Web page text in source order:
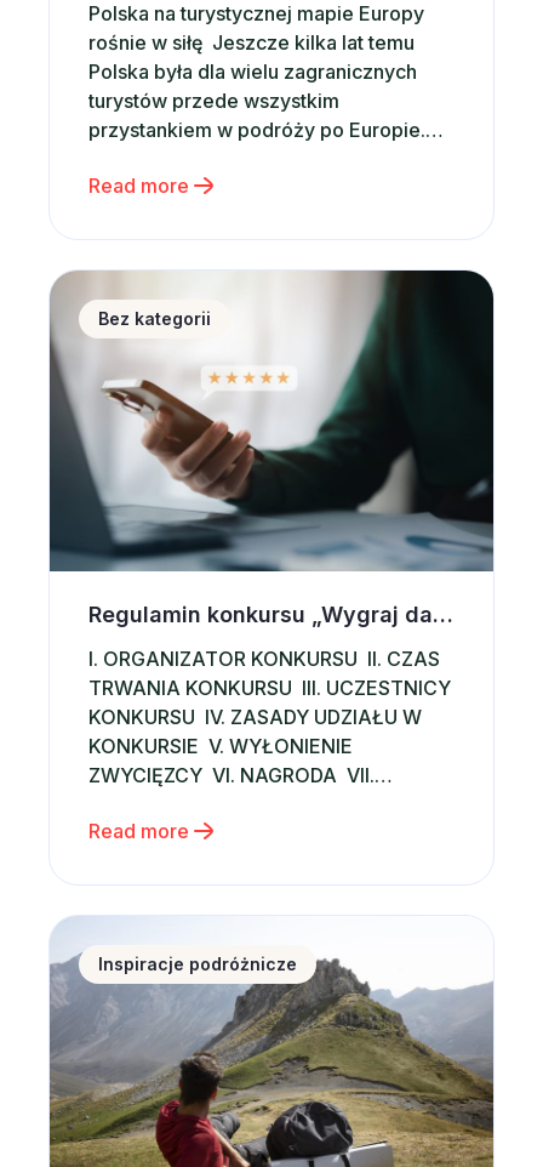
Polska na turystycznej mapie Europy
rośnie w siłę Jeszcze kilka lat temu
Polska była dla wielu zagranicznych
turystów przede wszystkim
przystankiem w podróży po Europie.
celem wakacyjnych wyjazdów.
2025 roku Polskę odwiedziło 21,4 mln
turystów zagranicznych, czyli o
około 9% więcej niż rok wcześniej. Co
więcej, tempo […]
Read more
Regulamin konkursu „Wygraj darmowy pobyt”
Bez kategorii
Regulamin konkursu „Wygraj darmowy pobyt”
I. ORGANIZATOR KONKURSU II. CZAS
TRWANIA KONKURSU III. UCZESTNICY
KONKURSU IV. ZASADY UDZIAŁU W
KONKURSIE V. WYŁONIENIE
ZWYCIĘZCY VI. NAGRODA VII.
OSOBOWE IX. POSTANOWIENIA
Read more
Zakopane na początek wakacji – dlaczego warto
Inspiracje podróżnicze